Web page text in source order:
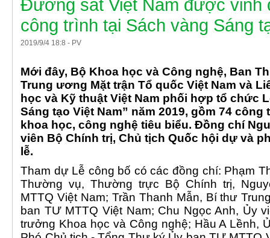
Đường sắt Việt Nam được vinh
công trình tại Sách vàng Sáng
2019/9/4 18:8 - PV
Mới đây, Bộ Khoa học và Công nghệ, Ban
Trung ương Mặt trận Tổ quốc Việt Nam và
học và Kỹ thuật Việt Nam phối hợp tổ chức
Sáng tạo Việt Nam” năm 2019, gồm 74
khoa học, công nghệ tiêu biểu. Đồng chí
viên Bộ Chính trị, Chủ tịch Quốc hội dự và
lễ.
Tham dự Lễ công bố có các đồng chí: Phạm
Thường vụ, Thường trực Bộ Chính trị,
MTTQ Việt Nam; Trần Thanh Mẫn, Bí thư
ban TƯ MTTQ Việt Nam; Chu Ngọc Anh, Ủy
trưởng Khoa học và Công nghệ; Hầu A Lềnh,